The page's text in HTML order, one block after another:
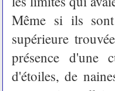
Même si ils
supérieure
présence d'une
d'étoiles, de